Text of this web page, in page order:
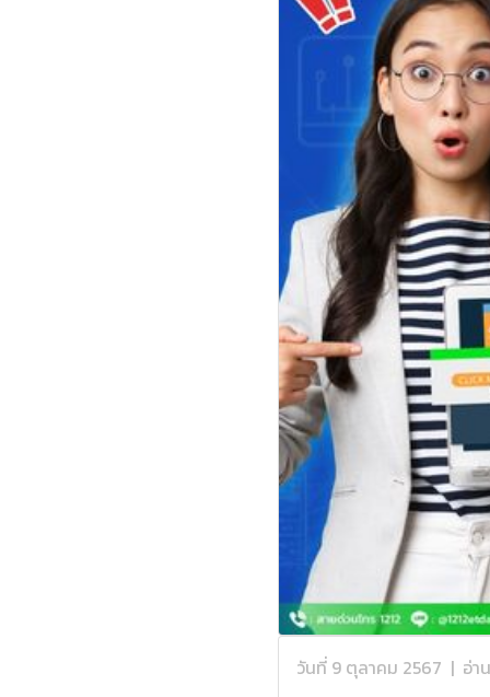
วันที่ 9 ตุลาคม 2567 | อ่า